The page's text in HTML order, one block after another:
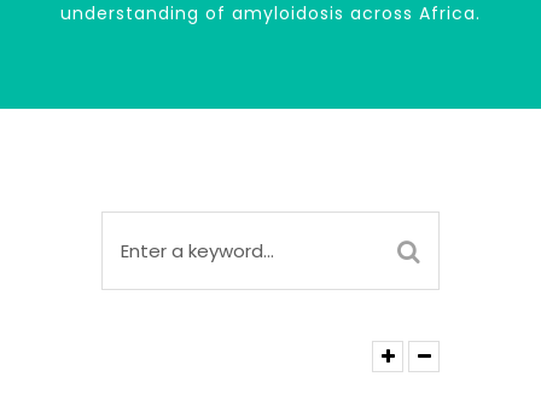
understanding of amyloidosis across Africa.